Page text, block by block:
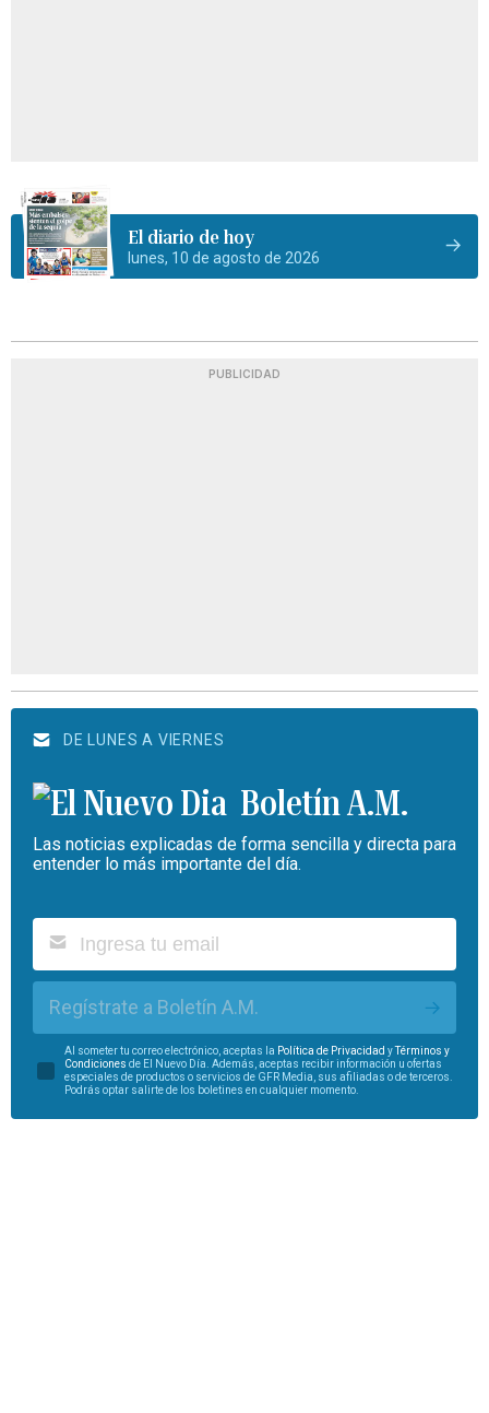
El diario de hoy
lunes, 10 de agosto de 2026
PUBLICIDAD
DE LUNES A VIERNES
Boletín A.M.
Las noticias explicadas de forma sencilla y directa para
entender lo más importante del día.
Regístrate a Boletín A.M.
Al someter tu correo electrónico, aceptas la Política de Privacidad yTérminos y
Condiciones de El Nuevo Día. Además, aceptas recibir información u ofertas
especiales de productos o servicios de GFR Media, sus afiliadas o de terceros.
Podrás optar salirte de los boletines en cualquier momento.